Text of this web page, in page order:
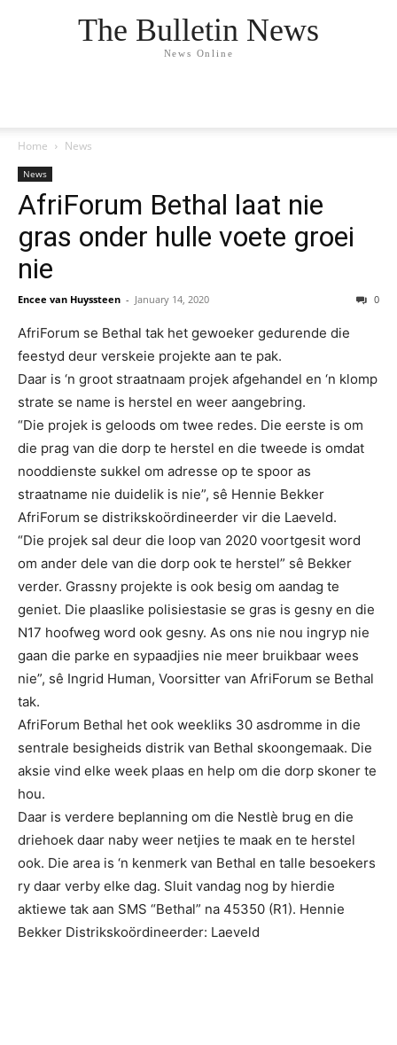
The Bulletin News
News Online
Home News
News
AfriForum Bethal laat nie
gras onder hulle voete groei
nie
Encee van Huyssteen - January 14, 2020 0
AfriForum se Bethal tak het gewoeker gedurende die
feestyd deur verskeie projekte aan te pak.
Daar is ‘n groot straatnaam projek afgehandel en ‘n klomp
strate se name is herstel en weer aangebring.
“Die projek is geloods om twee redes. Die eerste is om
die prag van die dorp te herstel en die tweede is omdat
nooddienste sukkel om adresse op te spoor as
straatname nie duidelik is nie”, sê Hennie Bekker
AfriForum se distrikskoördineerder vir die Laeveld.
“Die projek sal deur die loop van 2020 voortgesit word
om ander dele van die dorp ook te herstel” sê Bekker
verder. Grassny projekte is ook besig om aandag te
geniet. Die plaaslike polisiestasie se gras is gesny en die
N17 hoofweg word ook gesny. As ons nie nou ingryp nie
gaan die parke en sypaadjies nie meer bruikbaar wees
nie”, sê Ingrid Human, Voorsitter van AfriForum se Bethal
tak.
AfriForum Bethal het ook weekliks 30 asdromme in die
sentrale besigheids distrik van Bethal skoongemaak. Die
aksie vind elke week plaas en help om die dorp skoner te
hou.
Daar is verdere beplanning om die Nestlè brug en die
driehoek daar naby weer netjies te maak en te herstel
ook. Die area is ‘n kenmerk van Bethal en talle besoekers
ry daar verby elke dag. Sluit vandag nog by hierdie
aktiewe tak aan SMS “Bethal” na 45350 (R1). Hennie
Bekker Distrikskoördineerder: Laeveld